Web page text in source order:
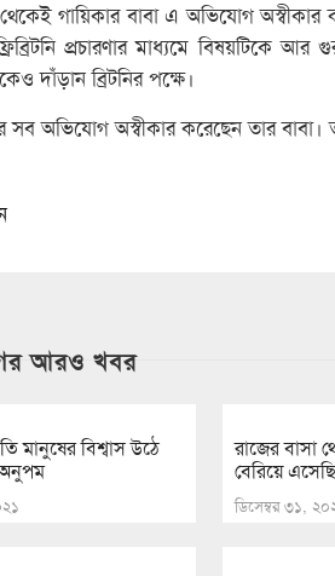
গায়িকার বাবা এ অভিযোগ অস্বীকার
প্রচারণার মাধ্যমে বিষয়টিকে
দাঁড়ান ব্রিটনির পক্ষে।
সব অভিযোগ অস্বীকার করেছেন তার
আরও খবর
মানুষের বিশ্বাস উঠে
অনুপম
রাজের বাসা
বেরিয়ে
ডিসেম্বর ৩১,